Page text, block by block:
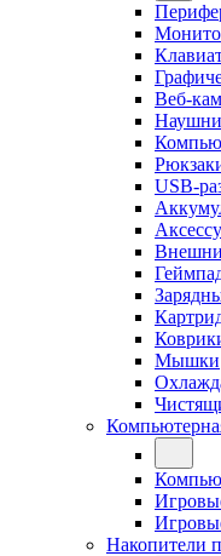
Веб-
USB-
Мышки
Накопители